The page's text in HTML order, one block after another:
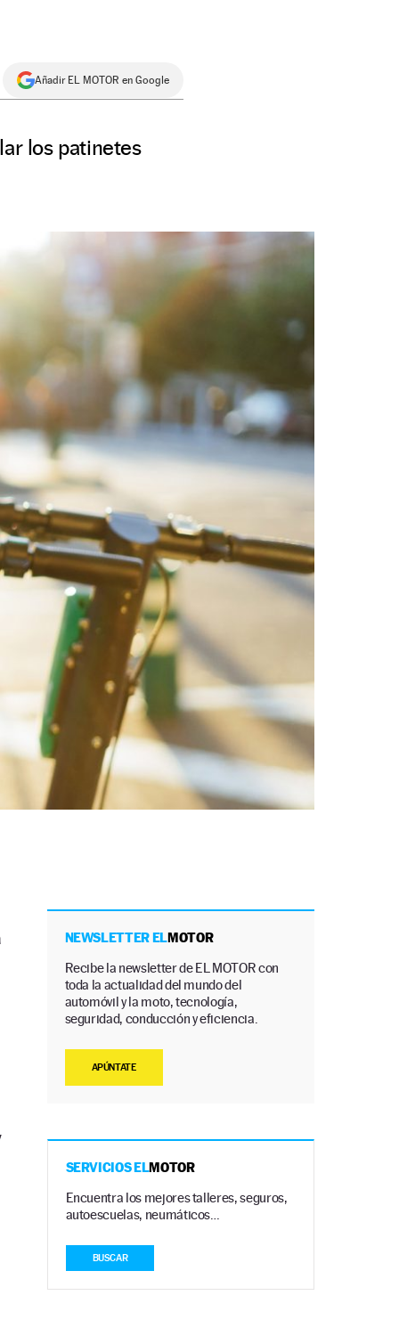
Añadir EL MOTOR en Google
los patinetes
NEWSLETTER ELMOTOR
Recibe la newsletter de EL MOTOR con
toda la actualidad del mundo del
automóvil y la moto, tecnología,
seguridad, conducción y eficiencia.
APÚNTATE
SERVICIOS ELMOTOR
Encuentra los mejores talleres, seguros,
autoescuelas, neumáticos…
BUSCAR